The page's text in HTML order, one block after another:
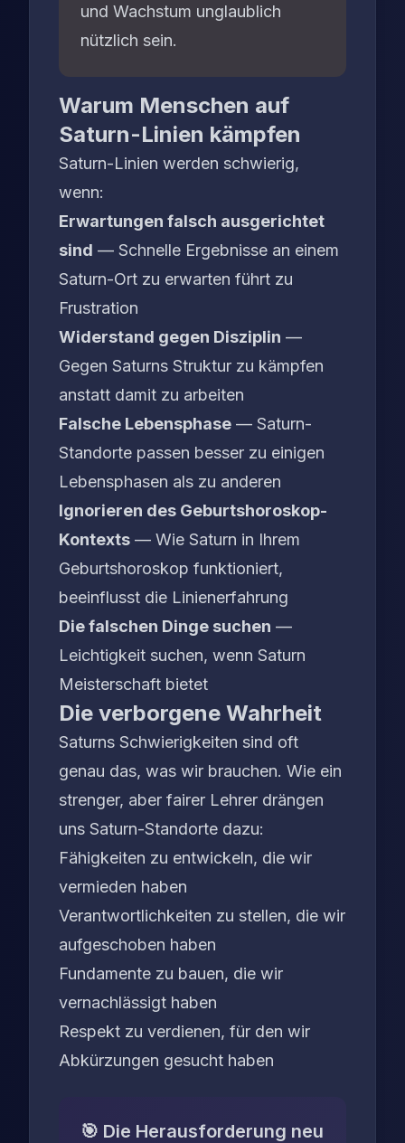
und Wachstum unglaublich
nützlich sein.
Warum Menschen auf
Saturn-Linien kämpfen
Saturn-Linien werden schwierig,
wenn:
Erwartungen falsch ausgerichtet
sind — Schnelle Ergebnisse an einem
Saturn-Ort zu erwarten führt zu
Frustration
Widerstand gegen Disziplin —
Gegen Saturns Struktur zu kämpfen
anstatt damit zu arbeiten
Falsche Lebensphase — Saturn-
Standorte passen besser zu einigen
Lebensphasen als zu anderen
Ignorieren des Geburtshoroskop-
Kontexts — Wie Saturn in Ihrem
Geburtshoroskop funktioniert,
beeinflusst die Linienerfahrung
Die falschen Dinge suchen —
Leichtigkeit suchen, wenn Saturn
Meisterschaft bietet
Die verborgene Wahrheit
Saturns Schwierigkeiten sind oft
genau das, was wir brauchen. Wie ein
strenger, aber fairer Lehrer drängen
uns Saturn-Standorte dazu:
Fähigkeiten zu entwickeln, die wir
vermieden haben
Verantwortlichkeiten zu stellen, die wir
aufgeschoben haben
Fundamente zu bauen, die wir
vernachlässigt haben
Respekt zu verdienen, für den wir
Abkürzungen gesucht haben
🎯 Die Herausforderung neu